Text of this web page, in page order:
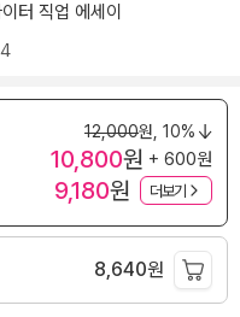
터 직업 에세이
12,000원, 10%
10,800원 + 600원
9,180원 더보기
8,640원